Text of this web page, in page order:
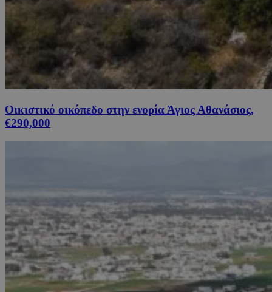
Οικιστικό οικόπεδο στην ενορία Άγιος Αθανάσιος,
€290,000